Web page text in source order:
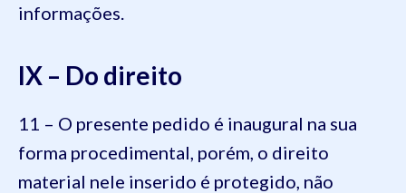
informações.
IX – Do direito
11 – O presente pedido é inaugural na sua
forma procedimental, porém, o direito
material nele inserido é protegido, não